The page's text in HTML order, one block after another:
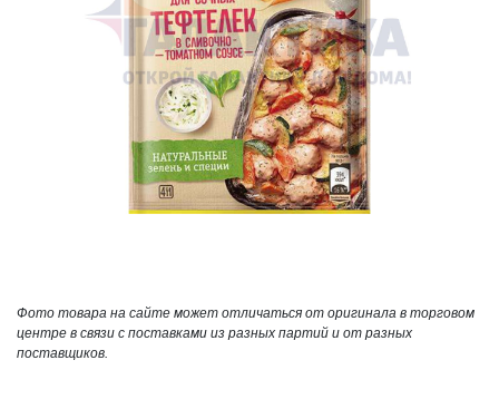
Фото товара на сайте может отличаться от оригинала в торговом
центре в связи с поставками из разных партий и от разных
поставщиков.